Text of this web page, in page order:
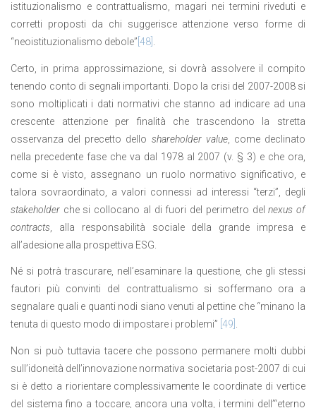
istituzionalismo e contrattualismo, magari nei termini riveduti e
corretti proposti da chi suggerisce attenzione verso forme di
“neoistituzionalismo debole” [48] .
Certo, in prima approssimazione, si dovrà assolvere il compito
tenendo conto di segnali importanti. Dopo la crisi del 2007-2008 si
sono moltiplicati i dati normativi che stanno ad indicare ad una
crescente attenzione per finalità che trascendono la stretta
osservanza del precetto dello shareholder value, come declinato
nella precedente fase che va dal 1978 al 2007 (v. § 3) e che ora,
come si è visto, assegnano un ruolo normativo significativo, e
talora sovraordinato, a valori connessi ad interessi “terzi”, degli
stakeholder che si collocano al di fuori del perimetro delnexus of
contracts , alla responsabilità sociale della grande impresa e
all’adesione alla prospettiva ESG.
Né si potrà trascurare, nell’esaminare la questione, che gli stessi
fautori più convinti del contrattualismo si soffermano ora a
segnalare quali e quanti nodi siano venuti al pettine che “minano la
tenuta di questo modo di impostare i problemi” [49] .
Non si può tuttavia tacere che possono permanere molti dubbi
sull’idoneità dell’innovazione normativa societaria post-2007 di cui
si è detto a riorientare complessivamente le coordinate di vertice
del sistema fino a toccare, ancora una volta, i termini dell’“eterno